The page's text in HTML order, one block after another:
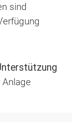
sind